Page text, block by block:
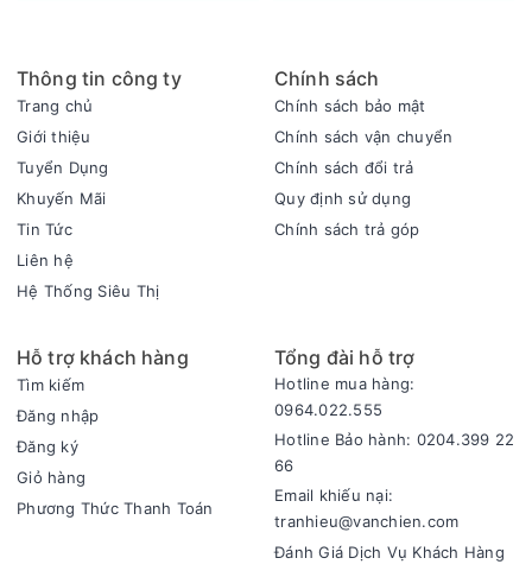
- Đèn báo nhiệt độ bất thường, giúp bạn an tâm hơn khi sử
dụng.
- Giỏ đựng đồ: phân loại thực phẩm, tránh lẫn mùi.
- Bánh xe: tiết kiệm công sức khi di chuyển tủ đến các vị trí
khác nhau.
- Khóa cửa tủ: dễ dàng kiểm soát thực phẩm bên trong tủ.
- Lỗ thoát nước: tiện lợi khi xả đông và vệ sinh tủ.
Thông tin công ty
Trang chủ
Giới thiệu
Tuyển Dụng
Khuyến Mãi
Tin Tức
Liên hệ
Hệ Thống Siêu Thị
Chính sách
Chính sách bảo mật
Chính sách vận chuyển
Chính sách đổi trả
Quy định sử dụng
Chính sách trả góp
Hỗ trợ khách hàng
Tìm kiếm
Đăng nhập
Đăng ký
Giỏ hàng
Phương Thức Thanh Toán
Tổng đài hỗ trợ
Hotline mua hàng:
0964.022.555
Hotline Bảo hành: 0204.399 22
66
Email khiếu nại:
tranhieu@vanchien.com
Đánh Giá Dịch Vụ Khách Hàng